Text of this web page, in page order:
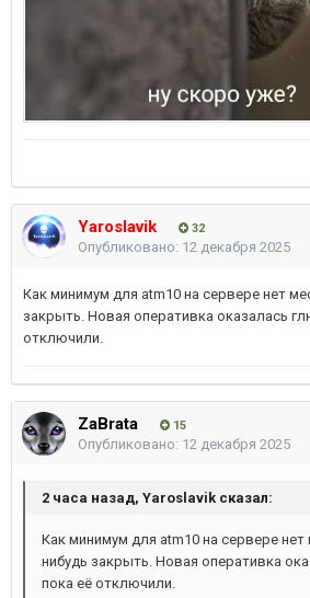
Yaroslavik 32
Опубликовано: 12 декабря 2025
Как минимум для atm10 на сервере нет
закрыть. Новая оперативка оказалась
отключили.
ZaBrata 15
Опубликовано: 12 декабря 2025
2 часа назад, Yaroslavik сказал:
Как минимум для atm10 на сервере нет
нибудь закрыть. Новая оперативка
пока её отключили.